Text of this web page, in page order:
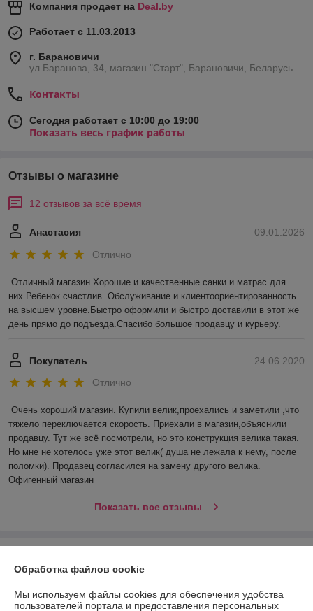
Компания продает на Deal.by
Работает с 11.03.2013
г. Барановичи
ул.Баранова, 34, магазин "Старт", Барановичи, Беларусь
Контакты
Сегодня работает с 10:00 до 19:00
Показать весь график работы
Отзывы о магазине
12 отзывов за всё время
09.01.2026
Анастасия
Отлично
Отличный магазин.Хорошие и качественные санки и матрас для
них.Ребенок счастлив. Обслуживание и клиентоориентированность
на высшем уровне.Быстро оформили и быстро доставили в этот же
день прямо до подъезда.Спасибо большое продавцу и курьеру.
24.06.2020
Покупатель
Отлично
Очень хороший магазин. Купили велик,проехались и заметили ,что
тяжело переключается скорость. Приехали в магазин,объяснили
продавцу. Тут же всё посмотрели, но это конструкция велика такая.
Но мне не хотелось уже этот велик( душа не лежала к нему, после
поломки). Продавец согласился на замену другого велика.
Офигенный магазин
Показать все отзывы
Обработка файлов cookie
Мы используем файлы cookies для обеспечения удобства
пользователей портала и предоставления персональных